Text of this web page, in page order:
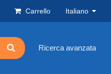
Carrello Italiano
Ricerca avanzata